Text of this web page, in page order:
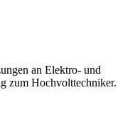
an Elektro- und
zum Hochvolttechniker.